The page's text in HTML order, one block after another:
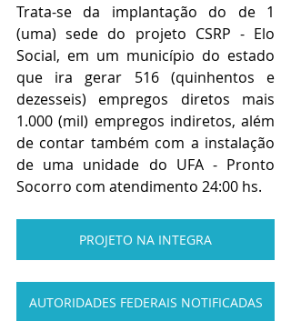
Trata-se da implantação do de 1
(uma) sede do projeto CSRP - Elo
Social, em um município do estado
que ira gerar 516 (quinhentos e
dezesseis) empregos diretos mais
1.000 (mil) empregos indiretos, além
de contar também com a instalação
de uma unidade do UFA - Pronto
Socorro com atendimento 24:00 hs.
PROJETO NA INTEGRA
AUTORIDADES FEDERAIS NOTIFICADAS